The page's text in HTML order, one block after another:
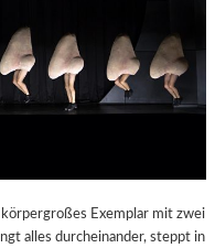
U
M
G
E
H
T
Exemplar mit zwei
alles durcheinander, steppt in